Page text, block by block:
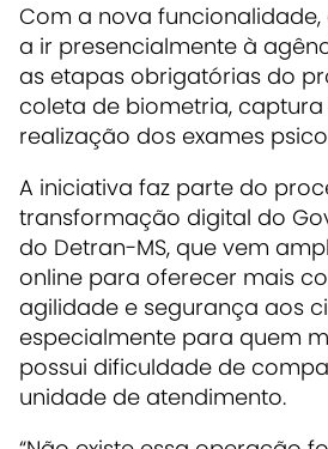
Com a nova
a ir presencialmente à
as etapas obrigatórias do
coleta de biometria,
realização dos exames
A iniciativa faz parte do
transformação digital do
do Detran-MS, que vem
online para oferecer mais
agilidade e segurança aos
especialmente para quem
possui dificuldade de
unidade de atendimento.